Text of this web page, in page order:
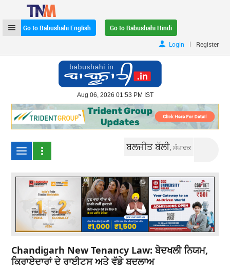
Go to Babushahi English
Go to Babushahi Hindi
Login
| Register
Aug 06, 2026 01:53 PM IST
ਬਲਜੀਤ ਬੱਲੀ,ਸੰਪਾਦਕ
Chandigarh New Tenancy Law: ਬੇਦਖਲੀ ਨਿਯਮ,
ਕਿਰਾਏਦਾਰਾਂ ਦੇ ਰਾਈਟਸ ਅਤੇ ਵੱਡੇ ਬਦਲਾਅ